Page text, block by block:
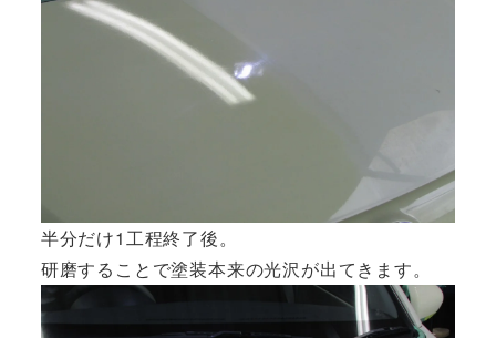
半分だけ1工程終了後。
研磨することで塗装本来の光沢が出てきます。